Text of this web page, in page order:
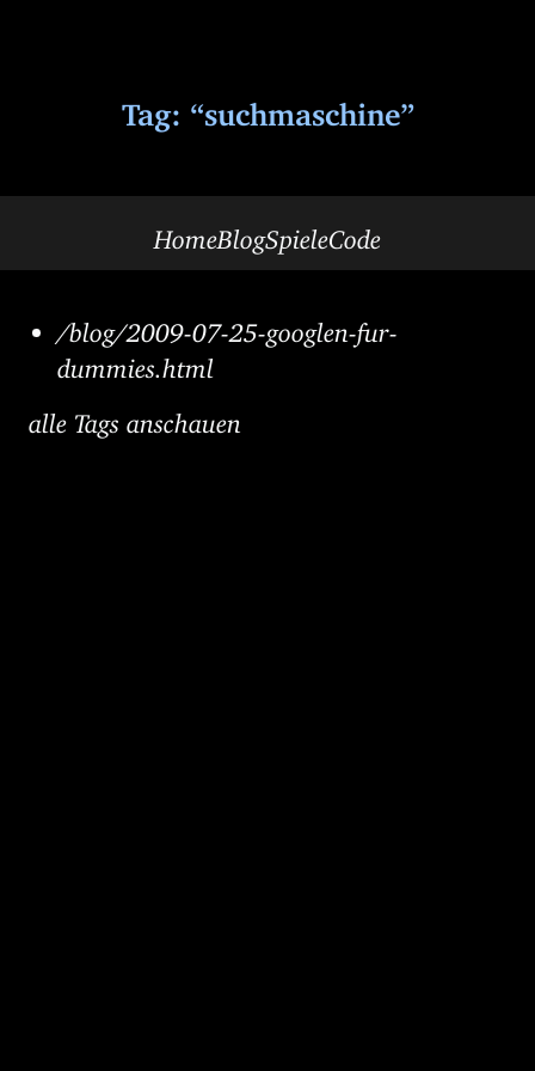
Tag: “suchmaschine”
HomeBlogSpieleCode
/blog/2009-07-25-googlen-fur-
dummies.html
alle Tags anschauen